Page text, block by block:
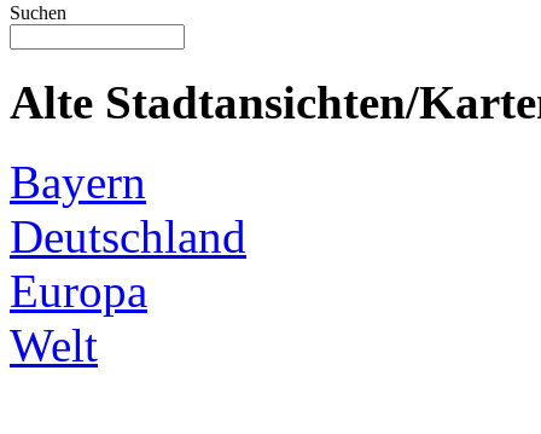
Suchen
Alte Stadtansichten/
Bayern
Deutschland
Europa
Welt